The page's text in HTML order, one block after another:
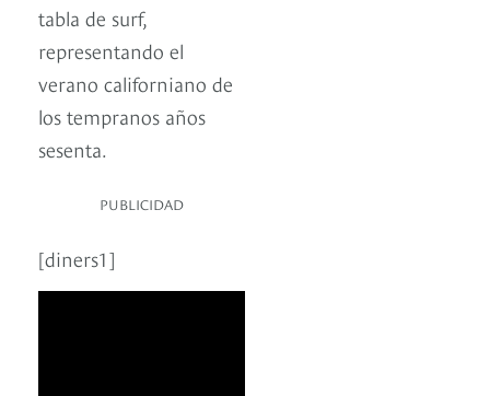
tabla de surf,
representando el
verano californiano de
los tempranos años
sesenta.
PUBLICIDAD
[diners1]